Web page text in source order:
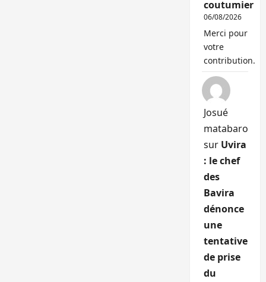
coutumier
06/08/2026
Merci pour
votre
contribution.
Josué
matabaro
sur Uvira
: le chef
des
Bavira
dénonce
une
tentative
de prise
du